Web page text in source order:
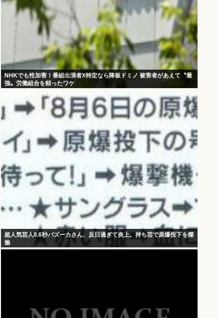
NHKでも性加害！番組出演者X特定なら降板ドミノ 被害者があえて〝最
強〟労働組合を頼ったワケ
超人気芸人8.6秒バズーカさん、反日過ぎて炎上。持ち芸で原爆投下を揶
揄